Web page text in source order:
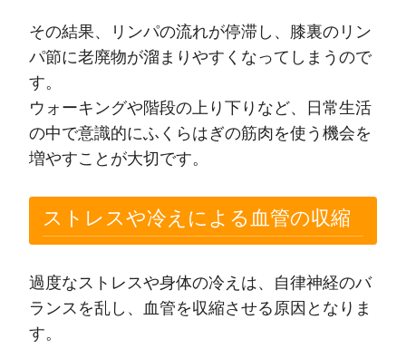
その結果、リンパの流れが停滞し、膝裏のリン
パ節に老廃物が溜まりやすくなってしまうので
す。
ウォーキングや階段の上り下りなど、日常生活
の中で意識的にふくらはぎの筋肉を使う機会を
増やすことが大切です。
ストレスや冷えによる血管の収縮
過度なストレスや身体の冷えは、自律神経のバ
ランスを乱し、血管を収縮させる原因となりま
す。